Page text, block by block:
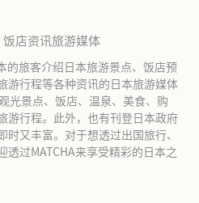
饭店资讯旅游媒体
的旅客介绍日本旅游景点、饭店预
游行程等各种资讯的日本旅游媒体
光景点、饭店、温泉、美食、购
游行程。此外，也有刊登日本政府
又丰富。对于想透过出国旅行、
过MATCHA来享受精彩的日本之